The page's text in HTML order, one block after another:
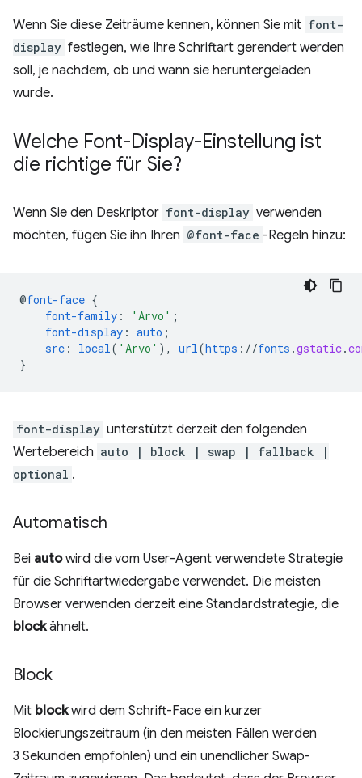
Wenn Sie diese Zeiträume kennen, können Sie mit font-
display festlegen, wie Ihre Schriftart gerendert werden
soll, je nachdem, ob und wann sie heruntergeladen
wurde.
Welche Font-Display-Einstellung ist
die richtige für Sie?
Wenn Sie den Deskriptor font-display verwenden
möchten, fügen Sie ihn Ihren @font-face -Regeln hinzu:
@font-face {
font-family : 'Arvo' ;
font-display : auto ;
src : local( 'Arvo' ), url(https ://fonts .gstatic.
}
font-display unterstützt derzeit den folgenden
Wertebereich auto | block | swap | fallback |
optional .
Automatisch
Bei autowird die vom User-Agent verwendete Strategie
für die Schriftartwiedergabe verwendet. Die meisten
Browser verwenden derzeit eine Standardstrategie, die
blockähnelt.
Block
Mit blockwird dem Schrift-Face ein kurzer
Blockierungszeitraum (in den meisten Fällen werden
3 Sekunden empfohlen) und ein unendlicher Swap-